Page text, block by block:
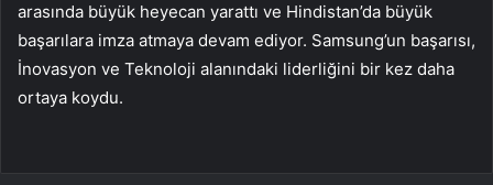
arasında büyük heyecan yarattı ve Hindistan’da büyük
başarılara imza atmaya devam ediyor. Samsung’un başarısı,
İnovasyon ve Teknoloji alanındaki liderliğini bir kez daha
ortaya koydu.